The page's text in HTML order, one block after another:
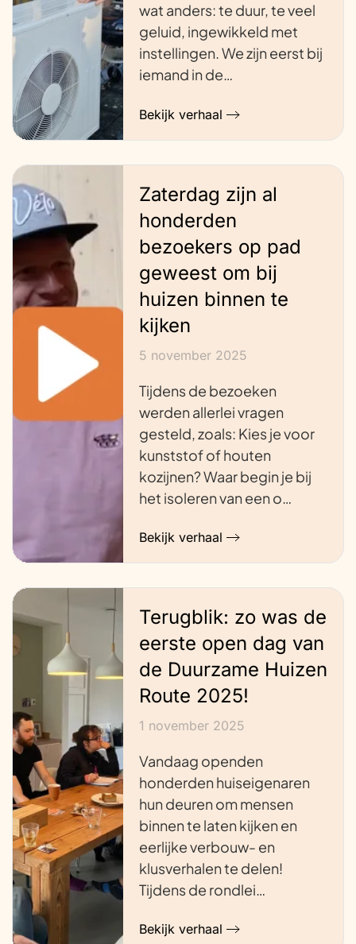
wat anders: te duur, te veel
geluid, ingewikkeld met
instellingen. We zijn eerst bij
iemand in de…
Bekijk verhaal
Zaterdag zijn al
honderden
bezoekers op pad
geweest om bij
huizen binnen te
kijken
5 november 2025
Tijdens de bezoeken
werden allerlei vragen
gesteld, zoals: Kies je voor
kunststof of houten
kozijnen? Waar begin je bij
het isoleren van een o…
Bekijk verhaal
Terugblik: zo was de
eerste open dag van
de Duurzame Huizen
Route 2025!
1 november 2025
Vandaag openden
honderden huiseigenaren
hun deuren om mensen
binnen te laten kijken en
eerlijke verbouw- en
klusverhalen te delen!
Tijdens de rondlei…
Bekijk verhaal